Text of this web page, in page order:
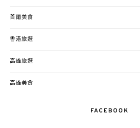
首爾美食
香港旅遊
高雄旅遊
高雄美食
FACEBOOK